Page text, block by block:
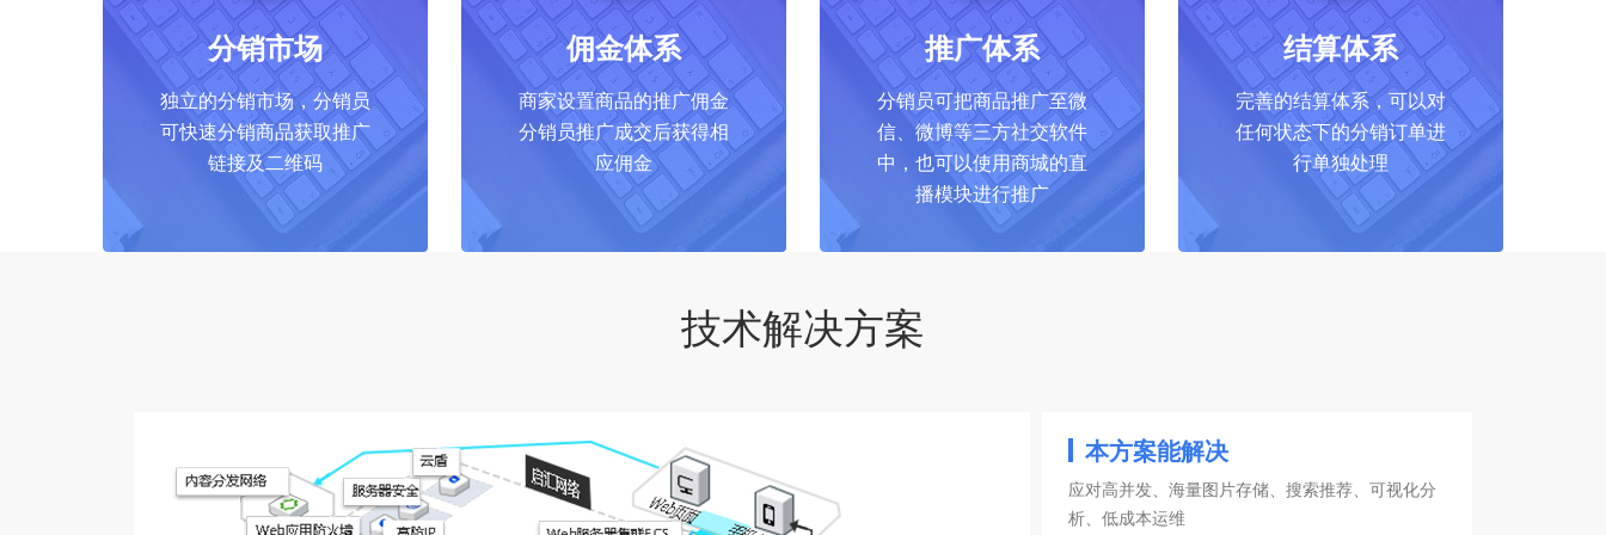
分销市场
独立的分销市场，分销员
可快速分销商品获取推广
链接及二维码
佣金体系
商家设置商品的推广佣金
分销员推广成交后获得相
应佣金
推广体系
分销员可把商品推广至微
信、微博等三方社交软件
中，也可以使用商城的直
播模块进行推广
结算体系
完善的结算体系，可以对
任何状态下的分销订单进
行单独处理
技术解决方案
本方案能解决
应对高并发、海量图片存储、搜索推荐、可视化分
析、低成本运维